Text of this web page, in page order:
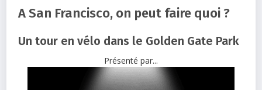
A San Francisco, on peut faire quoi ?
Un tour en vélo dans le Golden Gate Park
Présenté par...